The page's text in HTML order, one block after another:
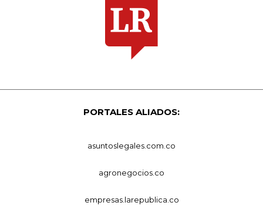
PORTALES ALIADOS:
asuntoslegales.com.co
agronegocios.co
empresas.larepublica.co